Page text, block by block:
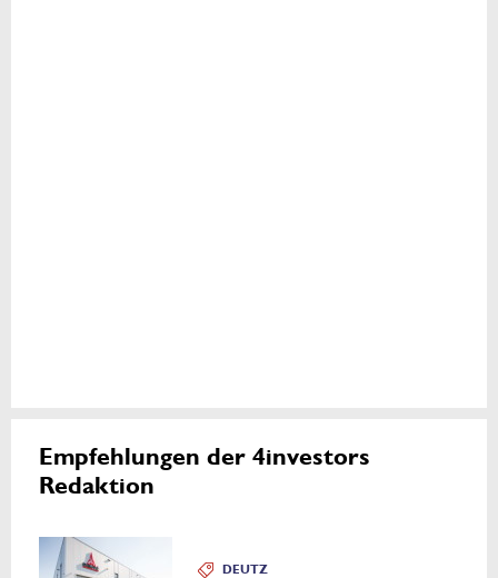
Empfehlungen der 4investors
Redaktion
DEUTZ